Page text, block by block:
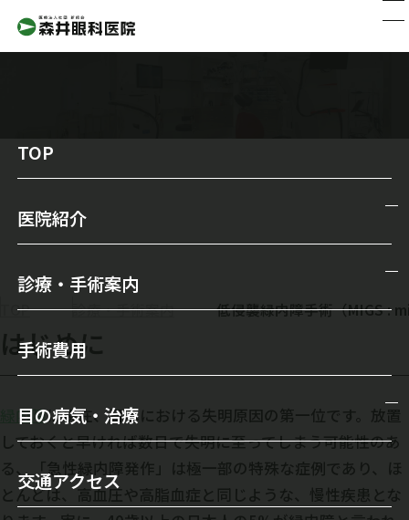
TOP
医院紹介
院長からのメッセージ
スタッフ紹介
森井眼科の特徴
医師のご紹介
検査機器・レーザー装置
当院について
診療・手術案内
一般診療
メガネ・コンタクトレンズ
セカンドオピニオンについて
オルソケラトロジー
手術費用
目の病気・治療
目の病気
白内障
交通アクセス
低侵襲緑内障手術
TOP 診療・手術案内 低侵襲緑内障手術（MIGS :
はじめに
緑内障は現在、日本における失明原因の第一位です。放置
しておくと早ければ数日で失明に至ってしまう可能性のあ
る、「急性緑内障発作」は極一部の特殊な症例であり、ほ
とんどは、高血圧や高脂血症と同じような、慢性疾患とな